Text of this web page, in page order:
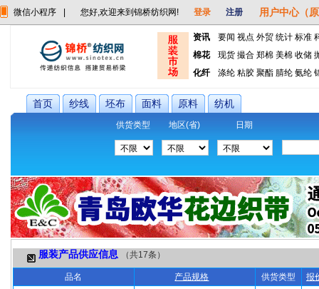
微信小程序 您好,欢迎来到锦桥纺织网! 登录 注册 用户中心（
资讯 要闻 视点 外贸 统计 标准
棉花
现货 撮合 郑棉 美棉 收储
化纤
涤纶 粘胶 聚酯 腈纶 氨纶
首页 纱线 坯布 面料 原料 纺机
供货类型 地区(省) 日期
服装产品供应信息 （共17条）
品名 产品规格 供货类型 报